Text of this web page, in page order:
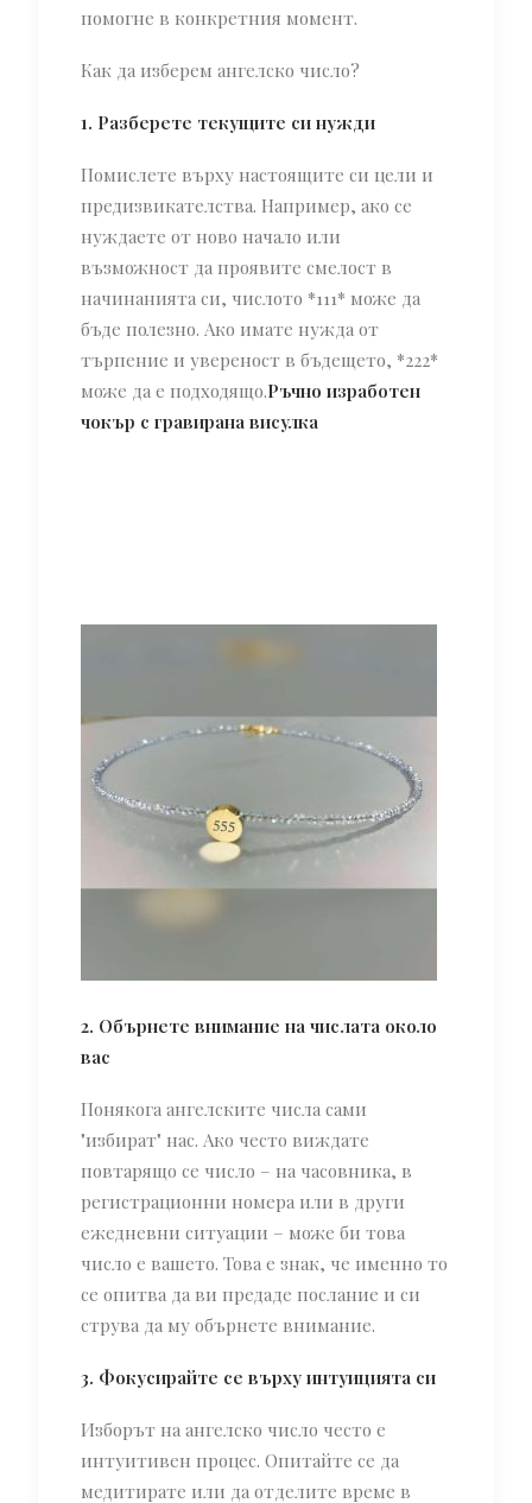
помогне в конкретния момент.
Как да изберем ангелско число?
1. Разберете текущите си нужди
Помислете върху настоящите си цели и
предизвикателства. Например, ако се
нуждаете от ново начало или
възможност да проявите смелост в
начинанията си, числото *111* може да
бъде полезно. Ако имате нужда от
търпение и увереност в бъдещето, *222*
може да е подходящо.Ръчно изработен
чокър с гравирана висулка
2. Обърнете внимание на числата около
вас
Понякога ангелските числа сами
"избират" нас. Ако често виждате
повтарящо се число – на часовника, в
регистрационни номера или в други
ежедневни ситуации – може би това
число е вашето. Това е знак, че именно то
се опитва да ви предаде послание и си
струва да му обърнете внимание.
3. Фокусирайте се върху интуицията си
Изборът на ангелско число често е
интуитивен процес. Опитайте се да
медитирате или да отделите време в